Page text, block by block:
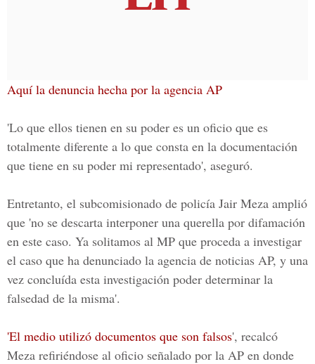
Aquí la denuncia hecha por la agencia AP
'Lo que ellos tienen en su poder es un oficio que es
totalmente diferente a lo que consta en la documentación
que tiene en su poder mi representado', aseguró.
Entretanto, el subcomisionado de policía Jair Meza amplió
que 'no se descarta interponer una querella por difamación
en este caso. Ya solitamos al MP que proceda a investigar
el caso que ha denunciado la agencia de noticias AP, y una
vez concluída esta investigación poder determinar la
falsedad de la misma'.
'El medio utilizó documentos que son falsos', recalcó
Meza refiriéndose al oficio señalado por la AP en donde